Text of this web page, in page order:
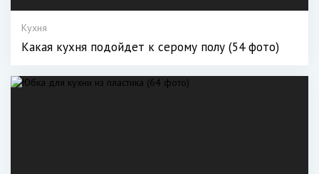
Кухня
Какая кухня подойдет к серому полу (54 фото)